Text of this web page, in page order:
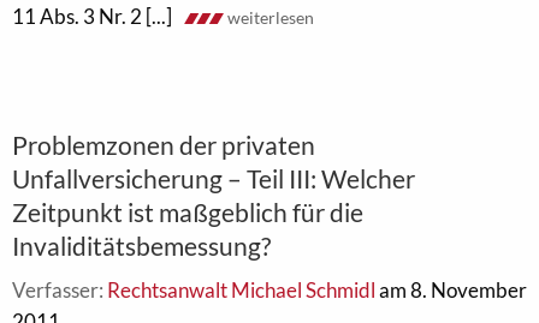
11 Abs. 3 Nr. 2 [...]
weiterlesen
Problemzonen der privaten
Unfallversicherung – Teil III: Welcher
Zeitpunkt ist maßgeblich für die
Invaliditätsbemessung?
Verfasser: Rechtsanwalt Michael Schmidlam 8. November